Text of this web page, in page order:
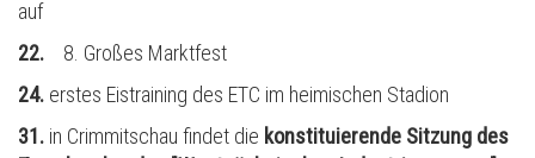
auf
22. 8. Großes Marktfest
24. erstes Eistraining des ETC im heimischen Stadion
31. in Crimmitschau findet die konstituierende Sitzung des